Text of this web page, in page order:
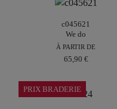
c045621
We do
À PARTIR DE
65,90 €
PRIX BRADERIE